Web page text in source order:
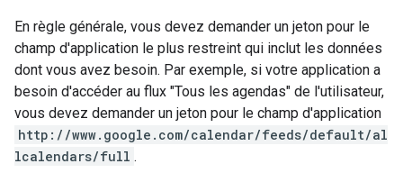
En règle générale, vous devez demander un jeton pour le
champ d'application le plus restreint qui inclut les données
dont vous avez besoin. Par exemple, si votre application a
besoin d'accéder au flux "Tous les agendas" de l'utilisateur,
vous devez demander un jeton pour le champ d'application
http://www.google.com/calendar/feeds/default/al
lcalendars/full .